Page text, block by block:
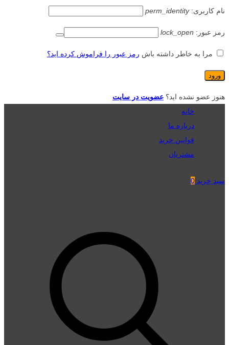
نام کاربری:perm_identity
رمز عبور: lock_open
مرا به خاطر داشته باش رمز عبور را فراموش کرده اید؟
هنوز عضو نشده اید؟ عضویت در سایت
خانه
درباره ما
قوانین خرید
مشتریان
سبد خرید 0